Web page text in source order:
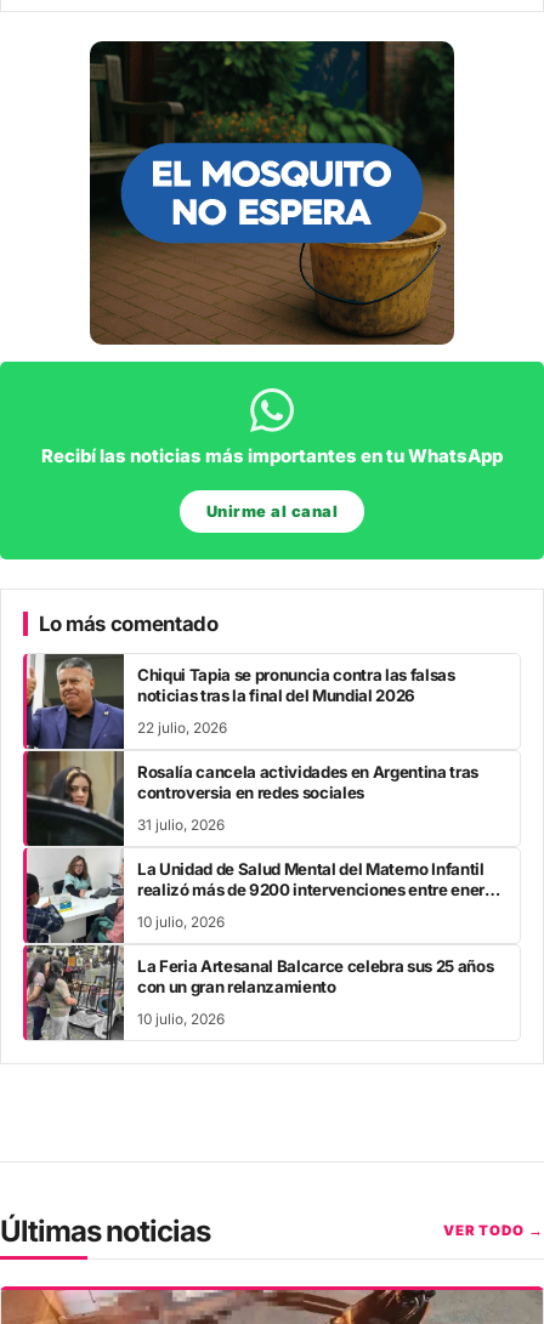
Recibí las noticias más importantes en tu WhatsApp
Unirme al canal
Lo más comentado
Chiqui Tapia se pronuncia contra las falsas
noticias tras la final del Mundial 2026
22 julio, 2026
Rosalía cancela actividades en Argentina tras
controversia en redes sociales
31 julio, 2026
La Unidad de Salud Mental del Materno Infantil
realizó más de 9200 intervenciones entre enero
10 julio, 2026
La Feria Artesanal Balcarce celebra sus 25 años
con un gran relanzamiento
10 julio, 2026
Últimas noticias VER TODO →